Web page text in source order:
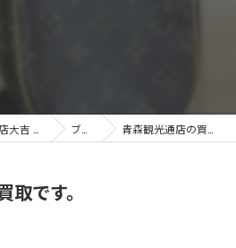
ブログ 青森観光通店の買取です。
取です。